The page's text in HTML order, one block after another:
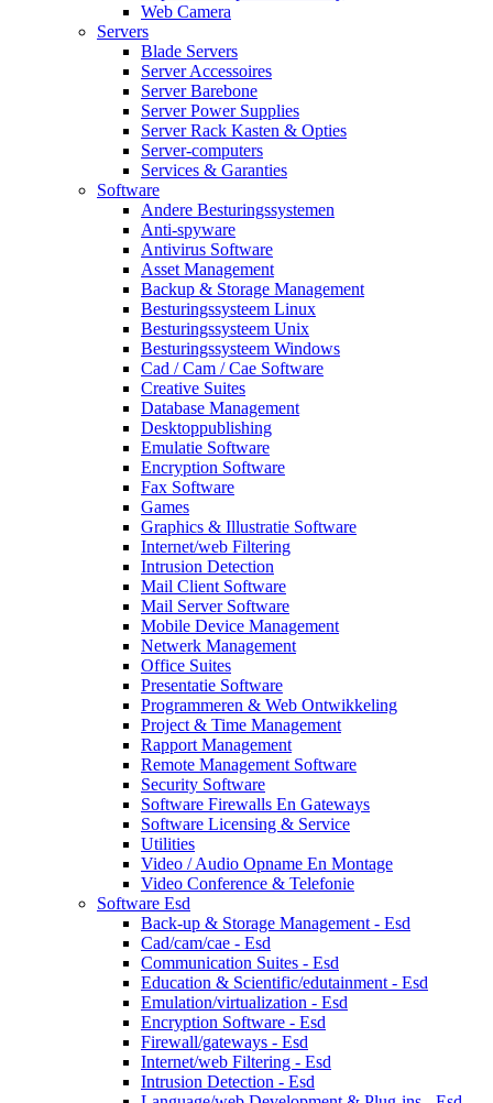
Web Camera
Servers
Blade Servers
Server Accessoires
Server Barebone
Server Power Supplies
Server Rack Kasten & Opties
Server-computers
Services & Garanties
Software
Andere Besturingssystemen
Anti-spyware
Antivirus Software
Asset Management
Backup & Storage Management
Besturingssysteem Linux
Besturingssysteem Unix
Besturingssysteem Windows
Cad / Cam / Cae Software
Creative Suites
Database Management
Desktoppublishing
Emulatie Software
Encryption Software
Fax Software
Games
Graphics & Illustratie Software
Internet/web Filtering
Intrusion Detection
Mail Client Software
Mail Server Software
Mobile Device Management
Netwerk Management
Office Suites
Presentatie Software
Programmeren & Web Ontwikkeling
Project & Time Management
Rapport Management
Remote Management Software
Security Software
Software Firewalls En Gateways
Software Licensing & Service
Utilities
Video / Audio Opname En Montage
Video Conference & Telefonie
Software Esd
Back-up & Storage Management - Esd
Cad/cam/cae - Esd
Communication Suites - Esd
Education & Scientific/edutainment - Esd
Emulation/virtualization - Esd
Encryption Software - Esd
Firewall/gateways - Esd
Internet/web Filtering - Esd
Intrusion Detection - Esd